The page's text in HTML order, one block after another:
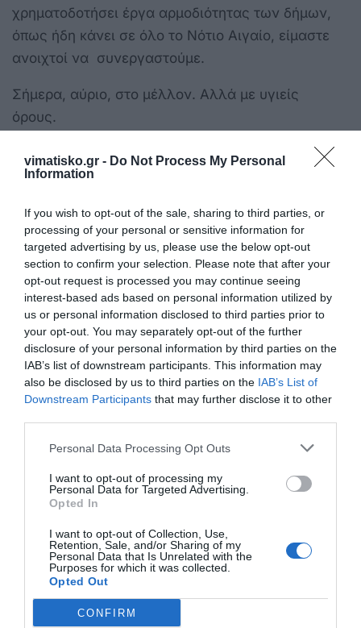
vimatisko.gr - Do Not Process My Personal
Information
If you wish to opt-out of the sale, sharing to third parties, or
processing of your personal or sensitive information for
targeted advertising by us, please use the below opt-out
section to confirm your selection. Please note that after your
opt-out request is processed you may continue seeing
interest-based ads based on personal information utilized by
us or personal information disclosed to third parties prior to
your opt-out. You may separately opt-out of the further
disclosure of your personal information by third parties on the
IAB’s list of downstream participants. This information may
also be disclosed by us to third parties on the IAB’s List of
Downstream Participants that may further disclose it to other
Personal Data Processing Opt Outs
I want to opt-out of processing my
Personal Data for Targeted Advertising.
Opted In
I want to opt-out of Collection, Use,
Retention, Sale, and/or Sharing of my
Personal Data that Is Unrelated with the
Purposes for which it was collected.
Opted Out
CONFIRM
χρηματοδοτήσει έργα αρμοδιότητας των δήμων,
όπως ήδη κάνει σε όλο το Νότιο Αιγαίο, είμαστε
ανοιχτοί να συνεργαστούμε.
Σήμερα, αύριο, στο μέλλον. Αλλά με υγιείς
όρους.
Με ειλικρίνεια και σεβασμό στο θεσμική υπόσταση
του δήμου Κω.
Αυτό που οφείλουμε ξεκάθαρα απέναντι στους
συμπατριώτες μας είναι πως πρέπει να
στεκόμαστε με ειλικρίνεια και συνέπεια λόγου.
Να υπερασπιζόμαστε χωρίς εκπτώσεις και
αστερίσκους τα συμφέροντα τους.
Δεν ζητούμε τίποτα περισσότερο αλλά και τίποτα
Γραφείο Τύπου
Η ανωνυμία είναι το καλύτερο κρησφύγετο δειλίας και
χυδαιότητας!